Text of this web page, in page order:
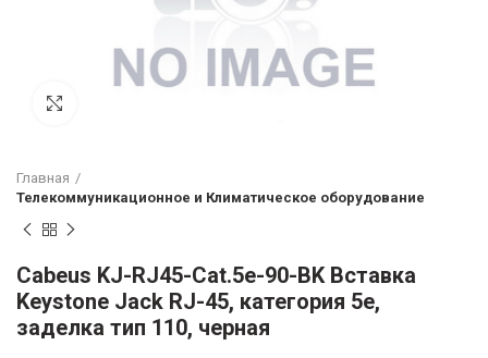
Главная
Телекоммуникационное и Климатическое оборудование
Cabeus KJ-RJ45-Cat.5e-90-BK Вставка
Keystone Jack RJ-45, категория 5e,
заделка тип 110, черная